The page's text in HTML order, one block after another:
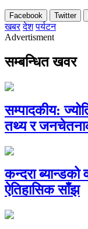
Facebook Twitter
खबर देश पर्यटन
Advertisment
सम्बन्धित खवर
सम्पादकीय:
तथ्य र
कन्दरा
ऐतिहासिक साँझ